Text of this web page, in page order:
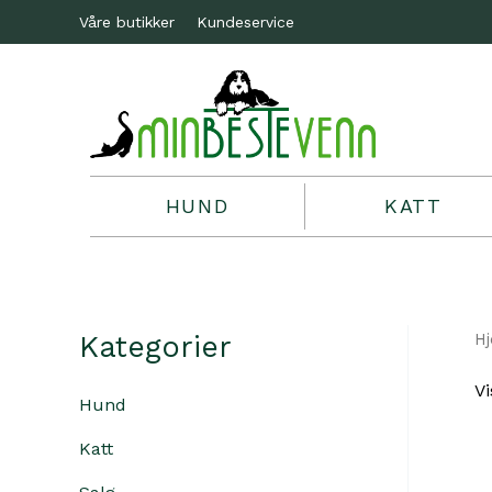
Våre butikker Kundeservice
HUND KATT
Kategorier
Hund
Katt